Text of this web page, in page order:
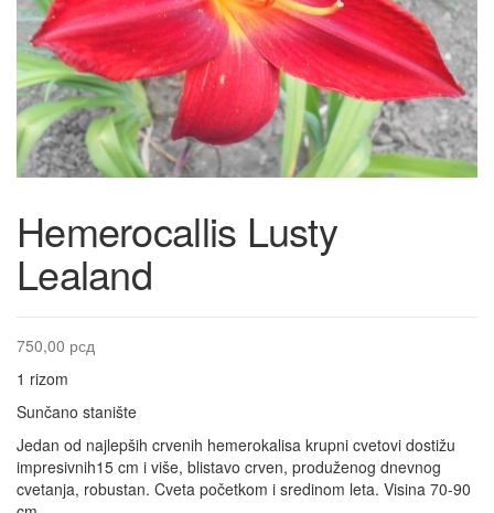
Hemerocallis Lusty
Lealand
750,00 рсд
1 rizom
Sunčano stanište
Jedan od najlepših crvenih hemerokalisa krupni cvetovi dostižu
impresivnih15 cm i više, blistavo crven, produženog dnevnog
cvetanja, robustan. Cveta početkom i sredinom leta. Visina 70-90